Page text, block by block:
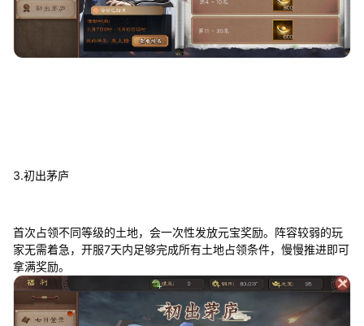
3.初出茅庐
首次占领不同等级的土地，会一次性发放元宝奖励。阵容较弱的玩
家无需着急，开服7天内足够完成所有土地占领条件，慢慢推进即可
拿满奖励。